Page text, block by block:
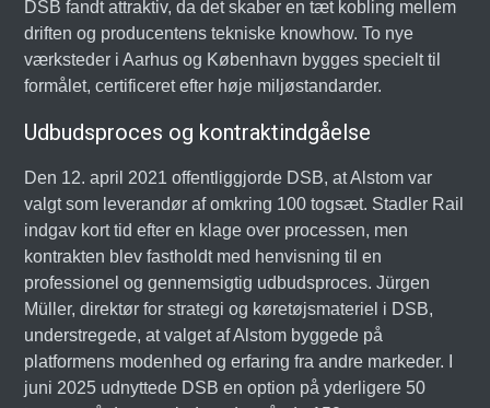
DSB fandt attraktiv, da det skaber en tæt kobling mellem
driften og producentens tekniske knowhow. To nye
værksteder i Aarhus og København bygges specielt til
formålet, certificeret efter høje miljøstandarder.
Udbudsproces og kontraktindgåelse
Den 12. april 2021 offentliggjorde DSB, at Alstom var
valgt som leverandør af omkring 100 togsæt. Stadler Rail
indgav kort tid efter en klage over processen, men
kontrakten blev fastholdt med henvisning til en
professionel og gennemsigtig udbudsproces. Jürgen
Müller, direktør for strategi og køretøjsmateriel i DSB,
understregede, at valget af Alstom byggede på
platformens modenhed og erfaring fra andre markeder. I
juni 2025 udnyttede DSB en option på yderligere 50